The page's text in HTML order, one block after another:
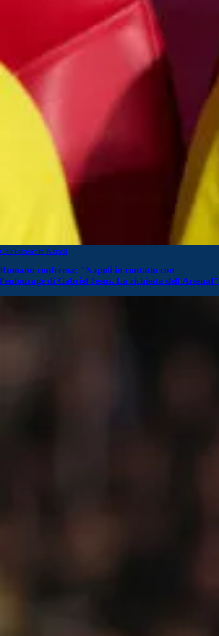
Calciomercato Napoli
Romano conferma: "Napoli in contatto con
l'entourage di Gabriel Jesus. La richiesta dell'Arsenal"